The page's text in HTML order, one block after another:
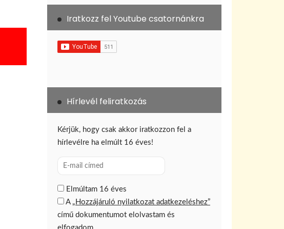
Iratkozz fel Youtube csatornánkra
Hírlevél feliratkozás